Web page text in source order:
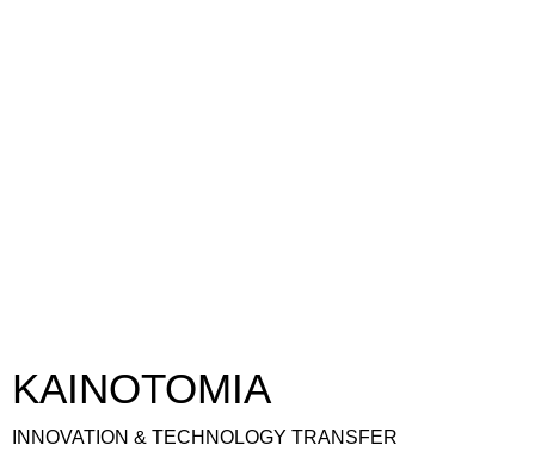
ΚΑΙΝΟΤΟΜΙΑ
INNOVATION & TECHNOLOGY TRANSFER